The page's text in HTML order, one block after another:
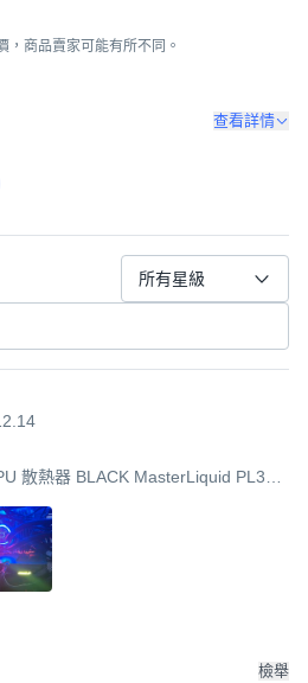
，商品賣家可能有所不同。
查看詳情
所有星級
散熱器 BLACK MasterLiquid PL360
檢舉